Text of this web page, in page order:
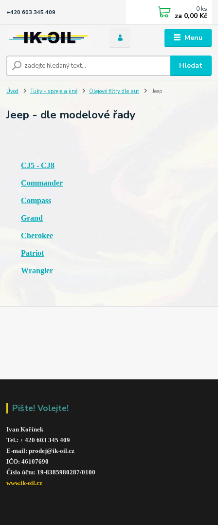
Menu
Hledat
+420 603 345 409 0 ks
za 0,00 Kč
Úvod Tuky - spreje a jiné Olejové filtry dle aut Jeep
Jeep - dle modelové řady
CJ5 - CJ8
Commander
Compass
Grand
Cherokee
Patriot
Wrangler
Pište! Volejte!
Ivan Kořínek
Tel.: + 420 603 345 409
E-mail: prodej@ik-oil.cz
IČO: 46107690
Číslo účtu: 19-8385980287/0100
www.ik-oil.cz